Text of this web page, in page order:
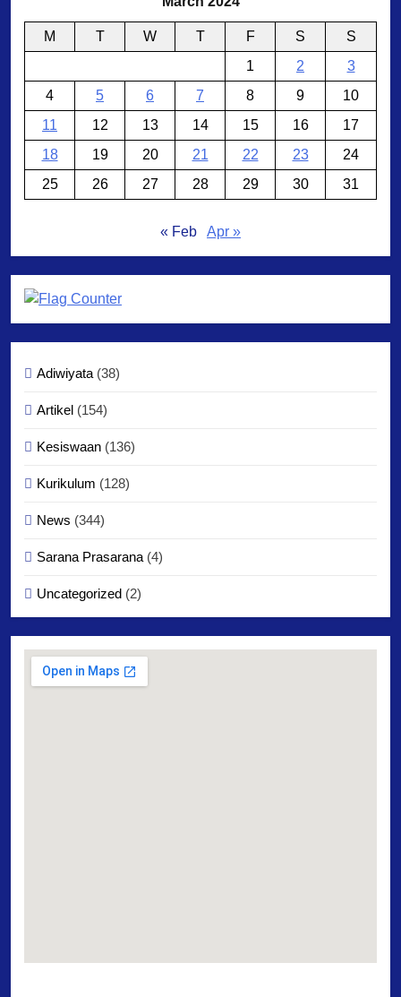
M T W T F S
S
1
2
3
4
5 6 7 8 9
10
11
12 13 14 15 16
17
18
19 20 21 22 23
24
25
26 27 28 29 30 31
« Feb Apr »
Adiwiyata (38)
Artikel (154)
Kesiswaan (136)
Kurikulum (128)
News (344)
Sarana Prasarana (4)
Uncategorized (2)